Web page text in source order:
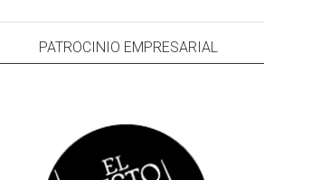
PATROCINIO EMPRESARIAL